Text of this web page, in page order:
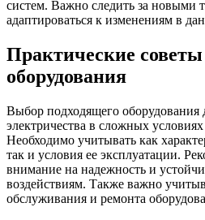
систем. Важно следить за новыми
адаптироваться к изменениям в
Практические
оборудования
Выбор подходящего оборудования
электричества в сложных
Необходимо учитывать как
так и условия ее эксплуатации.
внимание на надежность и
воздействиям. Также важно
обслуживания и ремонта